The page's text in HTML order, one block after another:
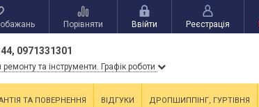
Порівняти Ввійти Реєстрація
0971331301
та інструменти. Графік роботи
ТА ПОВЕРНЕННЯ ВІДГУКИ ДРОПШИППІНГ, ГУРТІВНЯ